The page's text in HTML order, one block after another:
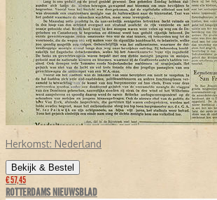
Herkomst: Nederland
Bekijk & Bestel
€ 57,45
ROTTERDAMS NIEUWSBLAD